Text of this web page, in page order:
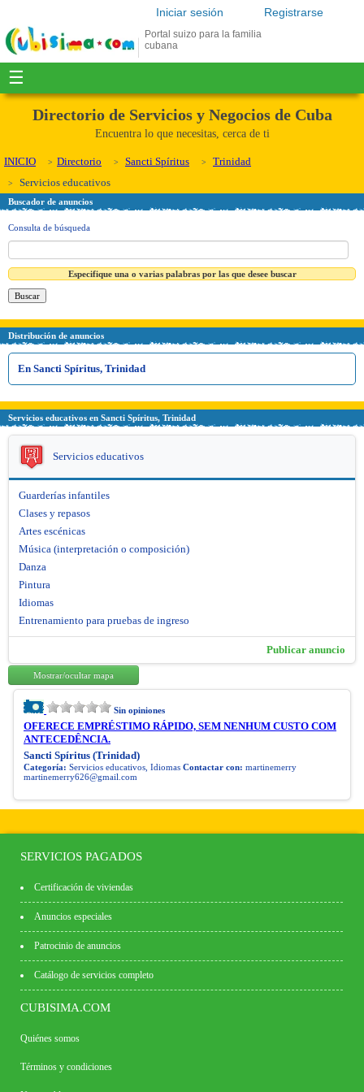
Registrarse
Iniciar sesión
Portal suizo para la familia
cubana
☰
Directorio de Servicios y Negocios de Cuba
Encuentra lo que necesitas, cerca de ti
INICIO Directorio Sancti Spíritus
Trinidad
Servicios educativos
Buscador de anuncios
Consulta de búsqueda
Especifique una o varias palabras por las que desee buscar
Distribución de anuncios
En Sancti Spíritus, Trinidad
Servicios educativos en Sancti Spíritus, Trinidad
Servicios educativos
Guarderías infantiles
Clases y repasos
Artes escénicas
Música (interpretación o composición)
Danza
Pintura
Idiomas
Entrenamiento para pruebas de ingreso
Publicar anuncio
Mostrar/ocultar mapa
Sin opiniones
OFERECE EMPRÉSTIMO RÁPIDO, SEM NENHUM CUSTO COM
ANTECEDÊNCIA.
Sancti Spíritus (Trinidad)
Categoría: Servicios educativos, Idiomas Contactar con: martinemerry
martinemerry626@gmail.com
SERVICIOS PAGADOS
Certificación de viviendas
Anuncios especiales
Patrocinio de anuncios
Catálogo de servicios completo
CUBISIMA.COM
Quiénes somos
Términos y condiciones